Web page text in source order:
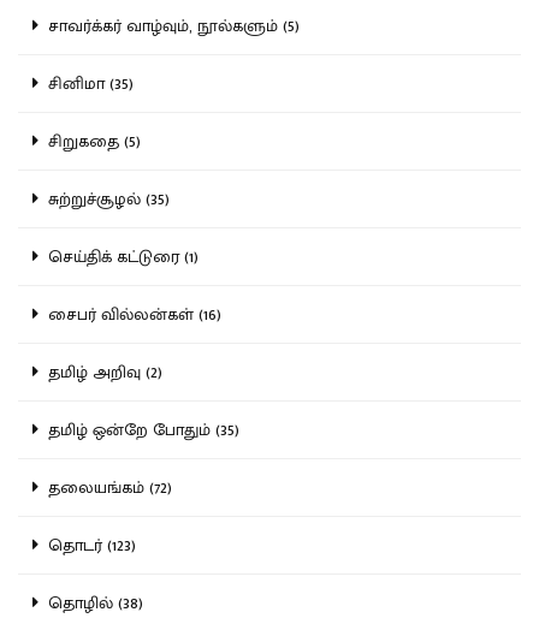
சாவர்க்கர் வாழ்வும், நூல்களும் (5)
சினிமா (35)
சிறுகதை (5)
சுற்றுச்சூழல் (35)
செய்திக் கட்டுரை (1)
சைபர் வில்லன்கள் (16)
தமிழ் அறிவு (2)
தமிழ் ஒன்றே போதும் (35)
தலையங்கம் (72)
தொடர் (123)
தொழில் (38)